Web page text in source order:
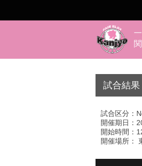
試合結果
試合区分：
開催期日：
開始時間：
開催場所：